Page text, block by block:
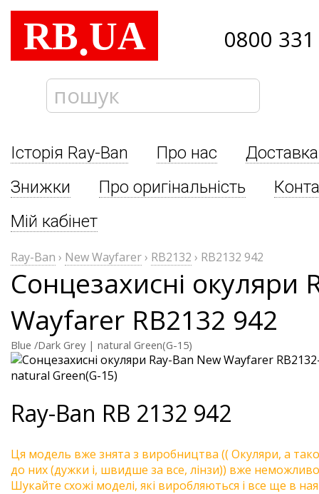
RB.UA 0800
Історія Ray-Ban Про нас
Знижки
Про оригінальність
Мій кабінет
Ray-Ban › New Wayfarer› RB2132 › RB2132 942
Сонцезахисні окуляри
Wayfarer RB2132 942
Blue /Dark Grey | natural Green(G-15)
Ray-Ban RB 2132 942
Ця модель вже знята з виробництва (( Окуляри, а
до них (дужки і, швидше за все, лінзи)) вже неможливо
Шукайте схожі моделі, які виробляються і все ще в